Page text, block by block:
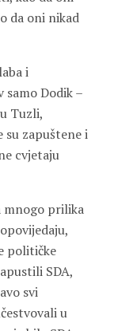
da oni nikad
i
Dodik –
Tuzli,
su zapuštene i
cvjetaju
mnogo prilika
političke
SDA,
svi
u